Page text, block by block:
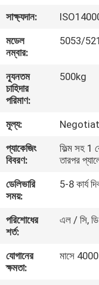
ভ্রমণ
মান
নিয়ন্ত্রণ
আমাদের
সাথে
যোগাযোগ
করুন
খবর
মামলা
সাক্ষ্যদান:
মডেল
নম্বার:
5053/
ন্যূনতম
চাহিদার
পরিমাণ:
500kg
মূল্য:
প্যাকেজিং
বিবরণ:
ফিল্ম সহ 1
তারপর
ডেলিভারি
সময়:
5-8 কার্য
পরিশোধের
শর্ত:
এল / সি, ডি
যোগানের
ক্ষমতা:
মাসে